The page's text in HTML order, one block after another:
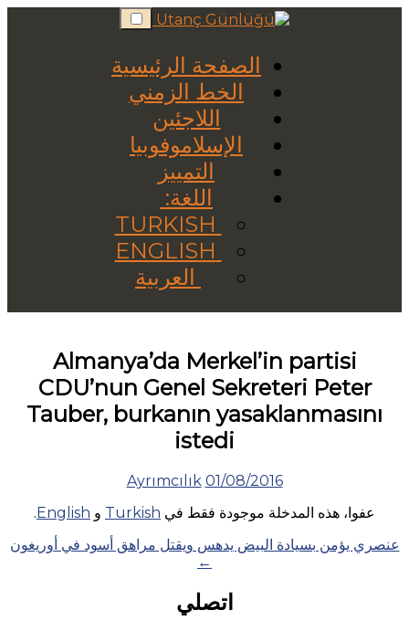
Skip
to
الصفحة الرئيسية
الخط الزمني
اللاجئين
الإسلاموفوبيا
التمييز
اللغة:
العربية
Almanya’da Merkel’in partisi
CDU’nun Genel Sekreteri Peter
Tauber, burkanın yasaklanmasını
istedi
01/08/2016
Ayrımcılık
عفوا، هذه المدخلة موجودة فقط في Turkish و English
.
Posts
عنصري يؤمن بسيادة البيض يدهس ويقتل مراهق أسود في أوريغون
←
اتصلي